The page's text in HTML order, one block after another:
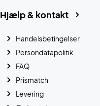
Hjælp & kontakt
Handelsbetingelser
Persondatapolitik
FAQ
Prismatch
Levering